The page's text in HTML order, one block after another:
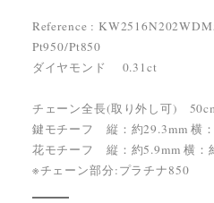
Reference :
Pt950/Pt850
ダイヤモンド 0.31ct
チェーン全長(取り外し可)
鍵モチーフ 縦：約29.3mm 横
花モチーフ 縦：約5.9mm 横：
※チェーン部分:プラチナ850